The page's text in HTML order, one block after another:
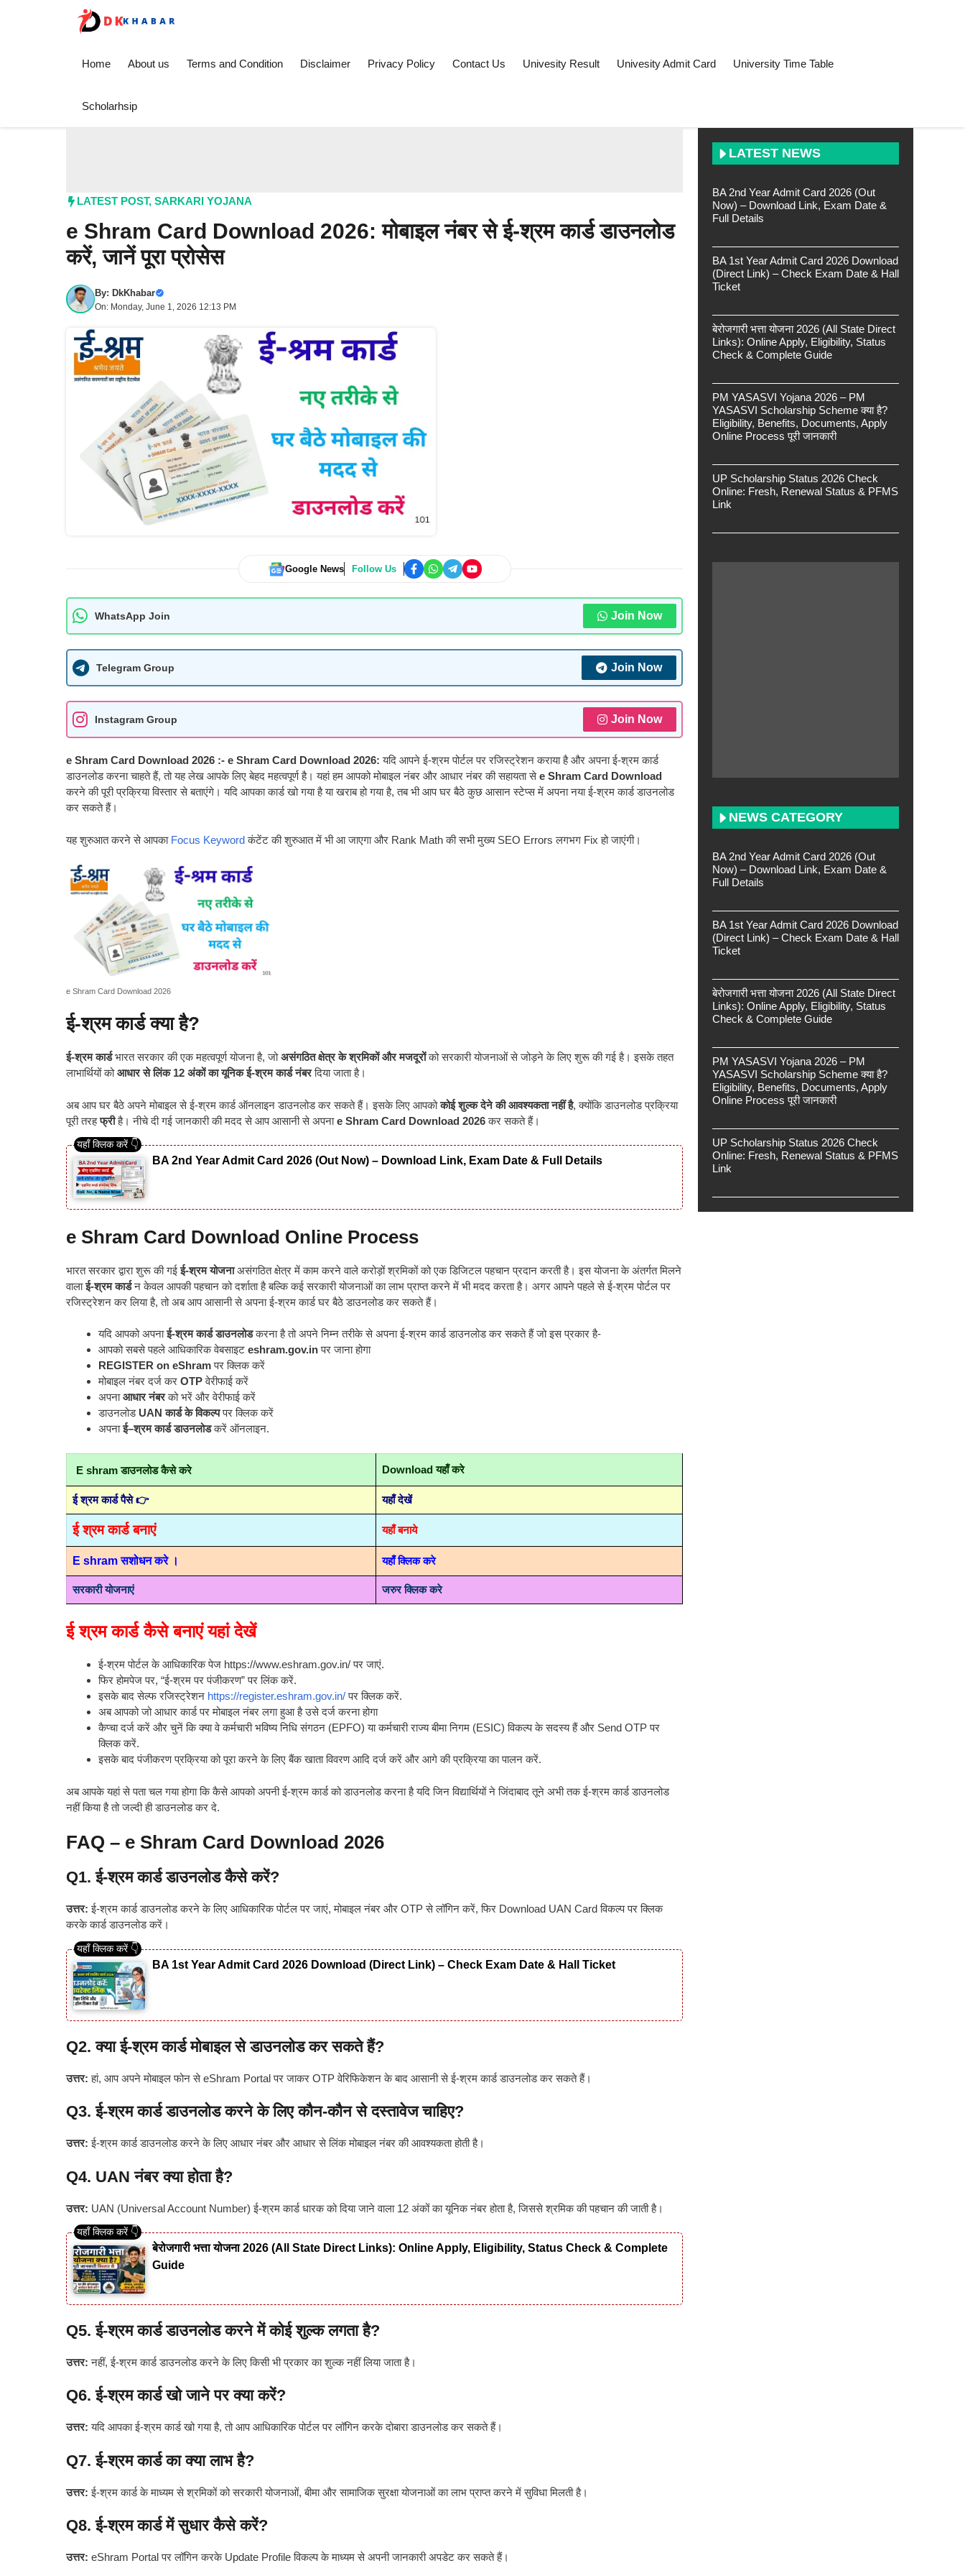
Home About us Terms and Condition Disclaimer Privacy Policy Contact Us Univesity Result Univesity Admit Card University Time Table
Scholarhsip
LATEST POST, SARKARI YOJANA
e Shram Card Download 2026: मोबाइल नंबर से ई-श्रम कार्ड डाउनलोड
करें, जानें पूरा प्रोसेस
By: DkKhabar
On: Monday, June 1, 2026 12:13 PM
Google News Follow Us
WhatsApp Join Join Now
Telegram Group Join Now
Instagram Group Join Now
e Shram Card Download 2026 :- e Shram Card Download 2026: यदि आपने ई-श्रम पोर्टल पर रजिस्ट्रेशन कराया है और अपना ई-श्रम कार्ड
डाउनलोड करना चाहते हैं, तो यह लेख आपके लिए बेहद महत्वपूर्ण है। यहां हम आपको मोबाइल नंबर और आधार नंबर की सहायता सेe Shram Card Download
करने की पूरी प्रक्रिया विस्तार से बताएंगे। यदि आपका कार्ड खो गया है या खराब हो गया है, तब भी आप घर बैठे कुछ आसान स्टेप्स में अपना नया ई-श्रम कार्ड डाउनलोड
कर सकते हैं।
यह शुरुआत करने से आपका Focus Keywordकंटेंट की शुरुआत में भी आ जाएगा और Rank Math की सभी मुख्य SEO Errors लगभग Fix हो जाएंगी।
e Shram Card Download 2026
ई-श्रम कार्ड क्या है?
ई-श्रम कार्डभारत सरकार की एक महत्वपूर्ण योजना है, जोअसंगठित क्षेत्र के श्रमिकों और मजदूरोंको सरकारी योजनाओं से जोड़ने के लिए शुरू की गई है। इसके तहत
लाभार्थियों कोआधार से लिंक 12 अंकों का यूनिक ई-श्रम कार्ड नंबरदिया जाता है।
अब आप घर बैठे अपने मोबाइल से ई-श्रम कार्ड ऑनलाइन डाउनलोड कर सकते हैं। इसके लिए आपकोकोई शुल्क देने की आवश्यकता नहीं है, क्योंकि डाउनलोड प्रक्रिया
पूरी तरहफ्रीहै। नीचे दी गई जानकारी की मदद से आप आसानी से अपनाe Shram Card Download 2026कर सकते हैं।
BA 2nd Year Admit Card 2026 (Out Now) – Download Link, Exam Date & Full Details
e Shram Card Download Online Process
भारत सरकार द्वारा शुरू की गईई-श्रम योजनाअसंगठित क्षेत्र में काम करने वाले करोड़ों श्रमिकों को एक डिजिटल पहचान प्रदान करती है। इस योजना के अंतर्गत मिलने
वालाई-श्रम कार्डन केवल आपकी पहचान को दर्शाता है बल्कि कई सरकारी योजनाओं का लाभ प्राप्त करने में भी मदद करता है। अगर आपने पहले से ई-श्रम पोर्टल पर
रजिस्ट्रेशन कर लिया है, तो अब आप आसानी से अपना ई-श्रम कार्ड घर बैठे डाउनलोड कर सकते हैं।
यदि आपको अपनाई-श्रम कार्ड डाउनलोडकरना है तो अपने निम्न तरीके से अपना ई-श्रम कार्ड डाउनलोड कर सकते हैं जो इस प्रकार है-
आपको सबसे पहले आधिकारिक वेबसाइट eshram.gov.inपर जाना होगा
REGISTER on eShramपर क्लिक करें
मोबाइल नंबर दर्ज कर OTPवेरीफाई करें
अपनाआधार नंबरको भरें और वेरीफाई करें
डाउनलोड UAN कार्ड के विकल्पपर क्लिक करें
अपनाई–श्रम कार्ड डाउनलोडकरें ऑनलाइन.
E shram डाउनलोड कैसे करे Download यहाँ करे
ई श्रम कार्ड पैसे 👉 यहाँ देखें
ई श्रम कार्ड बनाएं यहाँ बनाये
E shram सशोधन करे । यहाँ क्लिक करे
सरकारी योजनाएं जरुर क्लिक करे
ई श्रम कार्ड कैसे बनाएं यहां देखें
ई-श्रम पोर्टल के आधिकारिक पेज https://www.eshram.gov.in/ पर जाएं.
फिर होमपेज पर, “ई-श्रम पर पंजीकरण” पर लिंक करें.
इसके बाद सेल्फ रजिस्ट्रेशन https://register.eshram.gov.in/पर क्लिक करें.
अब आपको जो आधार कार्ड पर मोबाइल नंबर लगा हुआ है उसे दर्ज करना होगा
कैप्चा दर्ज करें और चुनें कि क्या वे कर्मचारी भविष्य निधि संगठन (EPFO) या कर्मचारी राज्य बीमा निगम (ESIC) विकल्प के सदस्य हैं और Send OTP पर
क्लिक करें.
इसके बाद पंजीकरण प्रक्रिया को पूरा करने के लिए बैंक खाता विवरण आदि दर्ज करें और आगे की प्रक्रिया का पालन करें.
अब आपके यहां से पता चल गया होगा कि कैसे आपको अपनी ई-श्रम कार्ड को डाउनलोड करना है यदि जिन विद्यार्थियों ने जिंदाबाद तूने अभी तक ई-श्रम कार्ड डाउनलोड
नहीं किया है तो जल्दी ही डाउनलोड कर दे.
FAQ – e Shram Card Download 2026
Q1. ई-श्रम कार्ड डाउनलोड कैसे करें?
उत्तर: ई-श्रम कार्ड डाउनलोड करने के लिए आधिकारिक पोर्टल पर जाएं, मोबाइल नंबर और OTP से लॉगिन करें, फिर Download UAN Card विकल्प पर क्लिक
करके कार्ड डाउनलोड करें।
BA 1st Year Admit Card 2026 Download (Direct Link) – Check Exam Date & Hall Ticket
Q2. क्या ई-श्रम कार्ड मोबाइल से डाउनलोड कर सकते हैं?
उत्तर: हां, आप अपने मोबाइल फोन से eShram Portal पर जाकर OTP वेरिफिकेशन के बाद आसानी से ई-श्रम कार्ड डाउनलोड कर सकते हैं।
Q3. ई-श्रम कार्ड डाउनलोड करने के लिए कौन-कौन से दस्तावेज चाहिए?
उत्तर: ई-श्रम कार्ड डाउनलोड करने के लिए आधार नंबर और आधार से लिंक मोबाइल नंबर की आवश्यकता होती है।
Q4. UAN नंबर क्या होता है?
उत्तर: UAN (Universal Account Number) ई-श्रम कार्ड धारक को दिया जाने वाला 12 अंकों का यूनिक नंबर होता है, जिससे श्रमिक की पहचान की जाती है।
बेरोजगारी भत्ता योजना 2026 (All State Direct Links): Online Apply, Eligibility, Status Check & Complete
Guide
Q5. ई-श्रम कार्ड डाउनलोड करने में कोई शुल्क लगता है?
उत्तर: नहीं, ई-श्रम कार्ड डाउनलोड करने के लिए किसी भी प्रकार का शुल्क नहीं लिया जाता है।
Q6. ई-श्रम कार्ड खो जाने पर क्या करें?
उत्तर: यदि आपका ई-श्रम कार्ड खो गया है, तो आप आधिकारिक पोर्टल पर लॉगिन करके दोबारा डाउनलोड कर सकते हैं।
Q7. ई-श्रम कार्ड का क्या लाभ है?
उत्तर: ई-श्रम कार्ड के माध्यम से श्रमिकों को सरकारी योजनाओं, बीमा और सामाजिक सुरक्षा योजनाओं का लाभ प्राप्त करने में सुविधा मिलती है।
Q8. ई-श्रम कार्ड में सुधार कैसे करें?
उत्तर: eShram Portal पर लॉगिन करके Update Profile विकल्प के माध्यम से अपनी जानकारी अपडेट कर सकते हैं।
LATEST NEWS
BA 2nd Year Admit Card 2026 (Out
Now) – Download Link, Exam Date &
Full Details
BA 1st Year Admit Card 2026 Download
(Direct Link) – Check Exam Date & Hall
Ticket
बेरोजगारी भत्ता योजना 2026 (All State Direct
Links): Online Apply, Eligibility, Status
Check & Complete Guide
PM YASASVI Yojana 2026 – PM
YASASVI Scholarship Scheme क्या है?
Eligibility, Benefits, Documents, Apply
Online Process पूरी जानकारी
UP Scholarship Status 2026 Check
Online: Fresh, Renewal Status & PFMS
Link
NEWS CATEGORY
BA 2nd Year Admit Card 2026 (Out
Now) – Download Link, Exam Date &
Full Details
BA 1st Year Admit Card 2026 Download
(Direct Link) – Check Exam Date & Hall
Ticket
बेरोजगारी भत्ता योजना 2026 (All State Direct
Links): Online Apply, Eligibility, Status
Check & Complete Guide
PM YASASVI Yojana 2026 – PM
YASASVI Scholarship Scheme क्या है?
Eligibility, Benefits, Documents, Apply
Online Process पूरी जानकारी
UP Scholarship Status 2026 Check
Online: Fresh, Renewal Status & PFMS
Link